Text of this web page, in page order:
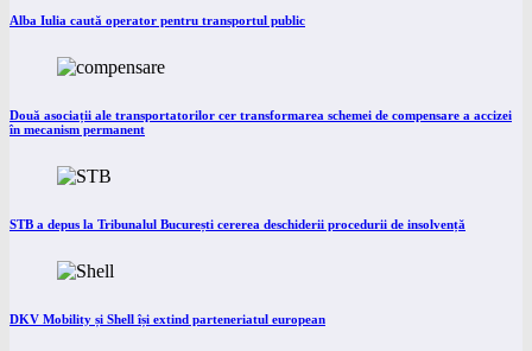
Alba Iulia caută operator pentru transportul public
Două asociații ale transportatorilor cer transformarea schemei de compensare a accizei
în mecanism permanent
STB a depus la Tribunalul București cererea deschiderii procedurii de insolvență
DKV Mobility și Shell își extind parteneriatul european